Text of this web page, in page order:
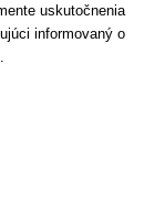
uskutočnenia
informovaný o